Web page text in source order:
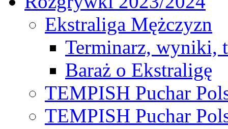
Ekstraliga Mężczyzn
Terminarz, wyniki,
Baraż o Ekstraligę
TEMPISH Puchar
TEMPISH Puchar